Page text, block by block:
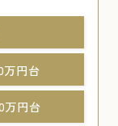
円台
万円台